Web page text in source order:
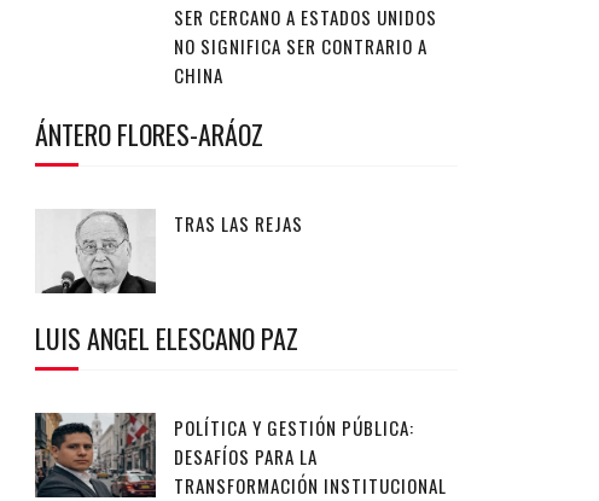
SER CERCANO A ESTADOS UNIDOS
NO SIGNIFICA SER CONTRARIO A
CHINA
ÁNTERO FLORES-ARÁOZ
TRAS LAS REJAS
LUIS ANGEL ELESCANO PAZ
POLÍTICA Y GESTIÓN PÚBLICA:
DESAFÍOS PARA LA
TRANSFORMACIÓN INSTITUCIONAL